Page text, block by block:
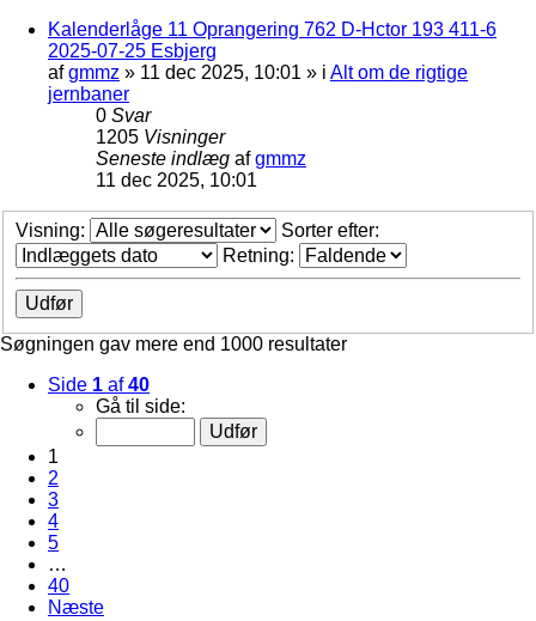
Kalenderlåge 11 Oprangering 762 D-Hctor 193 411-6
2025-07-25 Esbjerg
afgmmz » 11 dec 2025, 10:01 » i Alt om de rigtige
jernbaner
0 Svar
1205 Visninger
Seneste indlæg afgmmz
11 dec 2025, 10:01
Visning:
Sorter efter:
Retning:
Søgningen gav mere end 1000 resultater
Side 1 af40
Gå til side:
1
2
3
4
5
…
40
Næste